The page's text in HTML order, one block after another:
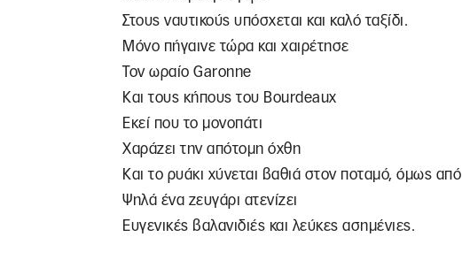
Στους ναυτικούς υπόσχεται και καλό ταξίδι.
Μόνο πήγαινε τώρα και χαιρέτησε
Τον ωραίο Garonne
Και τους κήπους του Bourdeaux
Εκεί που το μονοπάτι
Χαράζει την απότομη όχθη
Και το ρυάκι χύνεται βαθιά στον ποταμό, όμως από
Ψηλά ένα ζευγάρι ατενίζει
Ευγενικές βαλανιδιές και λεύκες ασημένιες.